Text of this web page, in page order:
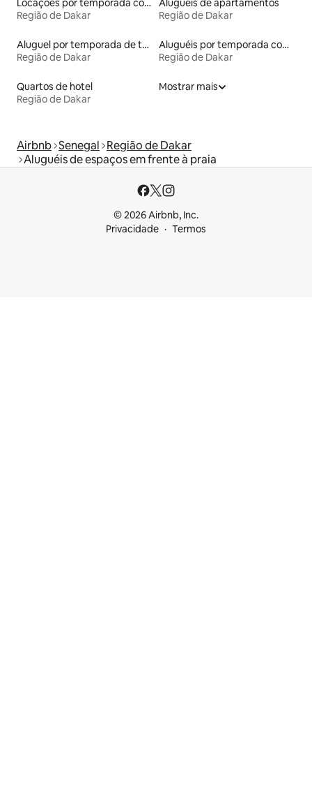
Região de Dakar
Região de Dakar
Aluguel por temporada de townhouses
Região de Dakar
Aluguéis por temporada com café da manhã
Região de Dakar
Quartos de hotel
Região de Dakar
Mostrar mais
Airbnb Senegal Região de Dakar
Aluguéis de espaços em frente à praia
© 2026 Airbnb, Inc.
Privacidade
Termos